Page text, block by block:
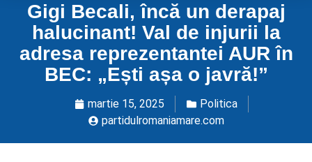
Gigi Becali, încă un derapaj
halucinant! Val de injurii la
adresa reprezentantei AUR în
BEC: „Ești așa o javră!”
martie 15, 2025
Politica
partidulromaniamare.com